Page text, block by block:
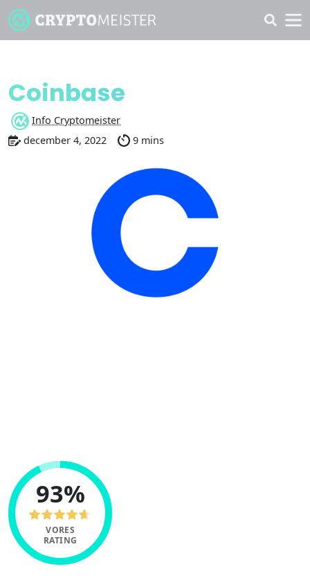
Coinbase
Info Cryptomeister
december 4, 2022
9 mins
93%
VORES
RATING